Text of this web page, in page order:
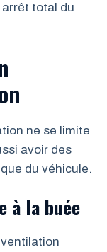
total du
ne se limite
avoir des
du véhicule.
à la buée